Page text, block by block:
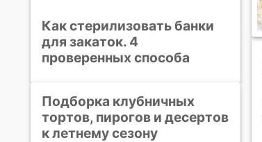
Как стерилизовать банки
для закаток. 4
проверенных способа
Подборка клубничных
тортов, пирогов и десертов
к летнему сезону